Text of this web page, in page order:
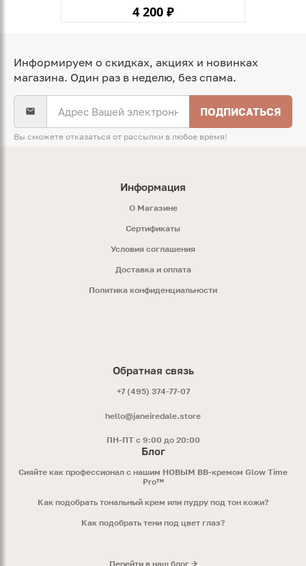
4 200 ₽
Информируем о скидках, акциях и новинках
магазина. Один раз в неделю, без спама.
ПОДПИСАТЬСЯ
Вы сможете отказаться от рассылки в любое время!
Информация
O Магазине
Сертификаты
Условия соглашения
Доставка и оплата
Политика конфиденциальности
Обратная связь
+7 (495) 374-77-07
hello@janeiredale.store
ПН-ПТ с 9:00 до 20:00
Блог
Сияйте как профессионал с нашим НОВЫМ ВВ-кремом Glow Time
Pro™
Как подобрать тональный крем или пудру под тон кожи?
Как подобрать тени под цвет глаз?
Перейти в наш блог →